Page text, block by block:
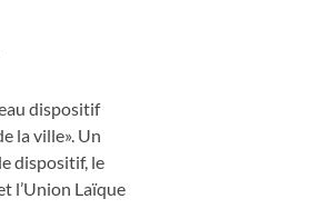
dispositif
la ville». Un
dispositif, le
l’Union Laïque